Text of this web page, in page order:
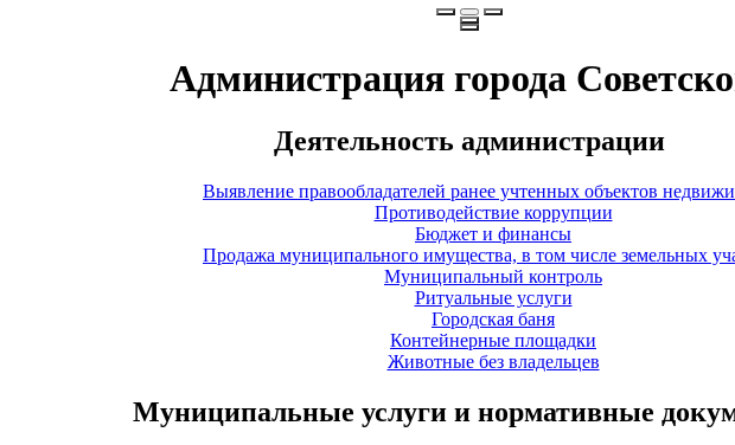
Администрация города
Деятельность администрации
Выявление правообладателей ранее учтенных объектов
Противодействие коррупции
Бюджет и финансы
Продажа муниципального имущества, в том числе земельных
Муниципальный контроль
Ритуальные услуги
Городская баня
Контейнерные площадки
Животные без владельцев
Муниципальные услуги и нормативные